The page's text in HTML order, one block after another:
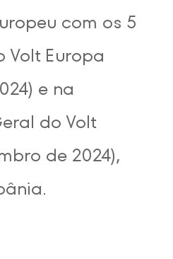
com os 5
Volt Europa
e na
do Volt
de 2024),